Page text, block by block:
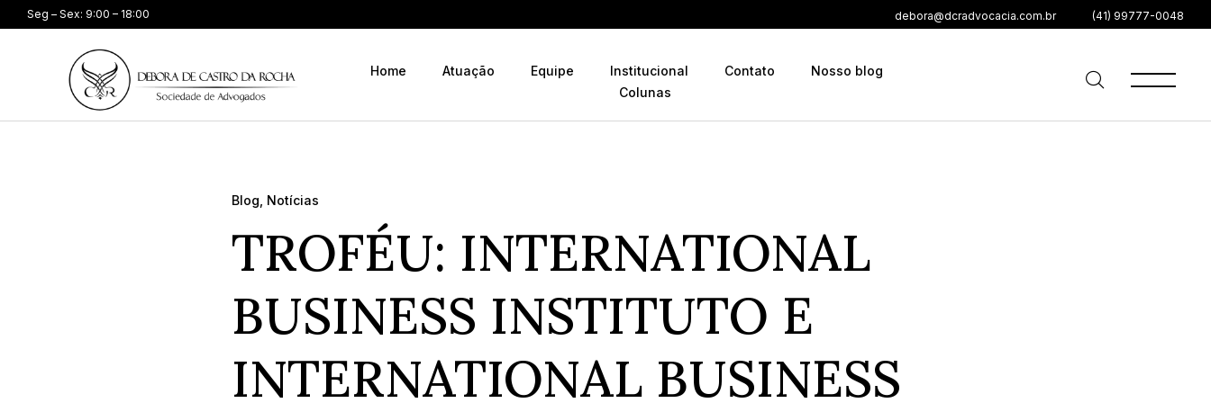
Seg – Sex: 9:00 – 18:00 debora@dcradvocacia.com.br (41) 99777-0048
Home Atuação Equipe Institucional Contato
Nosso blog
Colunas
Blog Notícias
TROFÉU: INTERNATIONAL
BUSINESS INSTITUTO E
INTERNATIONAL BUSINESS